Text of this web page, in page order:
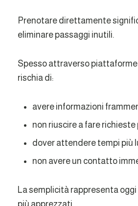
Prenotare direttamente
eliminare passaggi inutili.
Spesso attraverso
rischia di:
avere informazioni
non riuscire a fare
dover attendere tempi più
non avere un contatto
La semplicità rappresenta oggi